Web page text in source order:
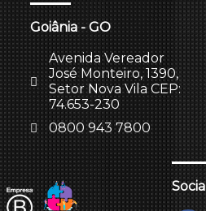
Goiânia - GO
Avenida Vereador
José Monteiro, 1390,
Setor Nova Vila CEP:
74.653-230
0800 943 7800
Social